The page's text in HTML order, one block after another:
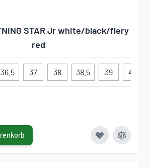
STAR Jr white/black/fiery
red
36.5 37 38 38.5 39 40